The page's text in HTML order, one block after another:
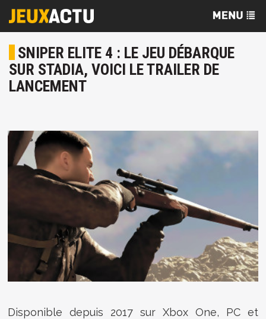
SNIPER ELITE 4 : LE JEU DÉBARQUE
SUR STADIA, VOICI LE TRAILER DE
LANCEMENT
Disponible depuis 2017 sur Xbox One, PC et